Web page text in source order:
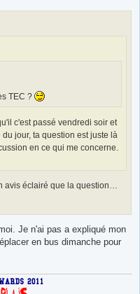
TEC ?
c'est passé vendredi soir et
jour, ta question est juste là
en ce qui me concerne.
avis éclairé que la question…
Je n'ai pas a expliqué mon
en bus dimanche pour